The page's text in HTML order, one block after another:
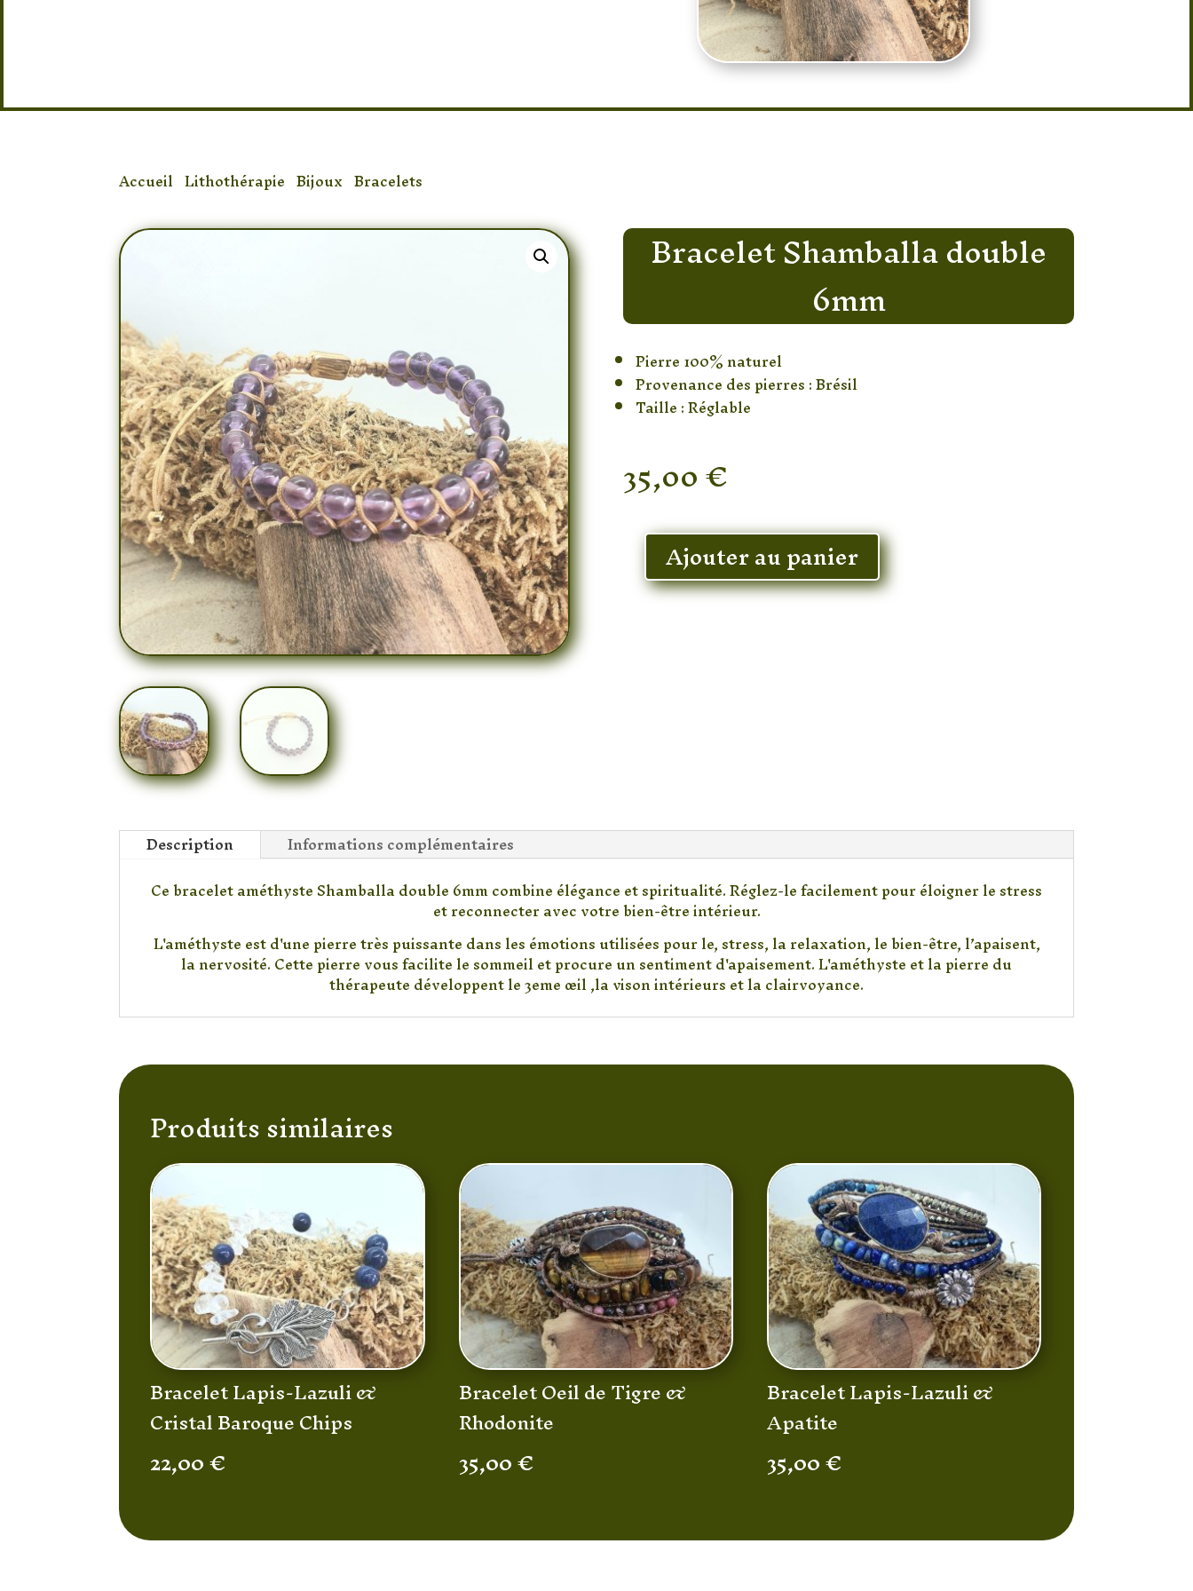
Accueil /Lithothérapie /Bijoux /Bracelets
Bracelet Shamballa double
6mm
Pierre 100% naturel
Provenance des pierres : Brésil
Taille : Réglable
35,00€
En stock
quantité
Bracelet
Ajouter au panier
Description
Informations complémentaires
Ce bracelet améthyste Shamballa double 6mm combine élégance et spiritualité. Réglez-le facilement pour éloigner le stress
et reconnecter avec votre bien-être intérieur.
L'améthyste est d'une pierre très puissante dans les émotions utilisées pour le, stress, la relaxation, le bien-être, l’apaisent,
la nervosité. Cette pierre vous facilite le sommeil et procure un sentiment d'apaisement. L'améthyste et la pierre du
thérapeute développent le 3eme œil ,la vison intérieurs et la clairvoyance.
Produits similaires
Bracelet Lapis-Lazuli &
Cristal Baroque Chips
22,00€
Bracelet Oeil de Tigre &
Rhodonite
35,00€
Bracelet Lapis-Lazuli &
Apatite
35,00€